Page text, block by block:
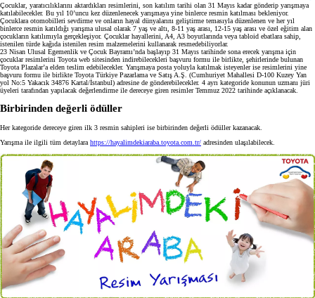
Çocuklar, yaratıcılıklarını aktardıkları resimlerini, son katılım tarihi olan 31 Mayıs kadar gönderip yarışmaya
katılabilecekler. Bu yıl 10’uncu kez düzenlenecek yarışmaya yine binlerce resmin katılması bekleniyor.
Çocuklara otomobilleri sevdirme ve onların hayal dünyalarını geliştirme temasıyla düzenlenen ve her yıl
binlerce resmin katıldığı yarışma ulusal olarak 7 yaş ve altı, 8-11 yaş arası, 12-15 yaş arası ve özel eğitim alan
çocukların katılımıyla gerçekleşiyor. Çocuklar hayallerini, A4, A3 boyutlarında veya tabloid ebatlara sahip,
istenilen türde kağıda istenilen resim malzemelerini kullanarak resmedebiliyorlar.
23 Nisan Ulusal Egemenlik ve Çocuk Bayramı’nda başlayıp 31 Mayıs tarihinde sona erecek yarışma için
çocuklar resimlerini Toyota web sitesinden indirebilecekleri başvuru formu ile birlikte, şehirlerinde bulunan
Toyota Plazalar’a elden teslim edebilecekler. Yarışmaya posta yoluyla katılmak isteyenler ise resimlerini yine
başvuru formu ile birlikte Toyota Türkiye Pazarlama ve Satış A.Ş. (Cumhuriyet Mahallesi D-100 Kuzey Yan
yol No:5 Yakacık 34876 Kartal/İstanbul) adresine de gönderebilecekler. 4 ayrı kategoride konunun uzmanı jüri
üyeleri tarafından yapılacak değerlendirme ile dereceye giren resimler Temmuz 2022 tarihinde açıklanacak.
Birbirinden değerli ödüller
Her kategoride dereceye giren ilk 3 resmin sahipleri ise birbirinden değerli ödüller kazanacak.
Yarışma ile ilgili tüm detaylara https://hayalimdekiaraba.toyota.com.tr/ adresinden ulaşılabilecek.